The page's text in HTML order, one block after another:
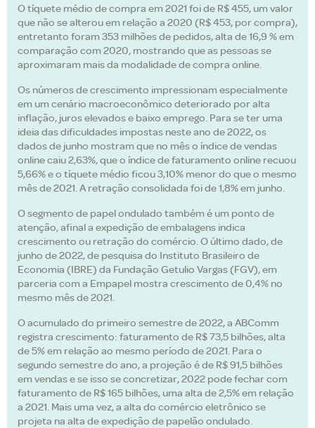
O tíquete médio de compra em 2021 foi de R$ 455, um valor
que não se alterou em relação a 2020 (R$ 453, por compra),
entretanto foram 353 milhões de pedidos, alta de 16,9 % em
comparação com 2020, mostrando que as pessoas se
aproximaram mais da modalidade de compra online.
Os números de crescimento impressionam especialmente
em um cenário macroeconômico deteriorado por alta
inflação, juros elevados e baixo emprego. Para se ter uma
ideia das dificuldades impostas neste ano de 2022, os
dados de junho mostram que no mês o índice de vendas
online caiu 2,63%, que o índice de faturamento online recuou
5,66% e o tíquete médio ficou 3,10% menor do que o mesmo
mês de 2021. A retração consolidada foi de 1,8% em junho.
O segmento de papel ondulado também é um ponto de
atenção, afinal a expedição de embalagens indica
crescimento ou retração do comércio. O último dado, de
junho de 2022, de pesquisa do Instituto Brasileiro de
Economia (IBRE) da Fundação Getulio Vargas (FGV), em
parceria com a Empapel mostra crescimento de 0,4% no
mesmo mês de 2021.
O acumulado do primeiro semestre de 2022, a ABComm
registra crescimento: faturamento de R$ 73,5 bilhões, alta
de 5% em relação ao mesmo período de 2021. Para o
segundo semestre do ano, a projeção é de R$ 91,5 bilhões
em vendas e se isso se concretizar, 2022 pode fechar com
faturamento de R$ 165 bilhões, uma alta de 2,5% em relação
a 2021. Mais uma vez, a alta do comércio eletrônico se
projeta na alta de expedição de papelão ondulado.